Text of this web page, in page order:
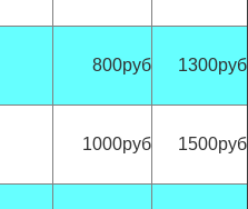
800руб 1300руб
1000руб 1500руб